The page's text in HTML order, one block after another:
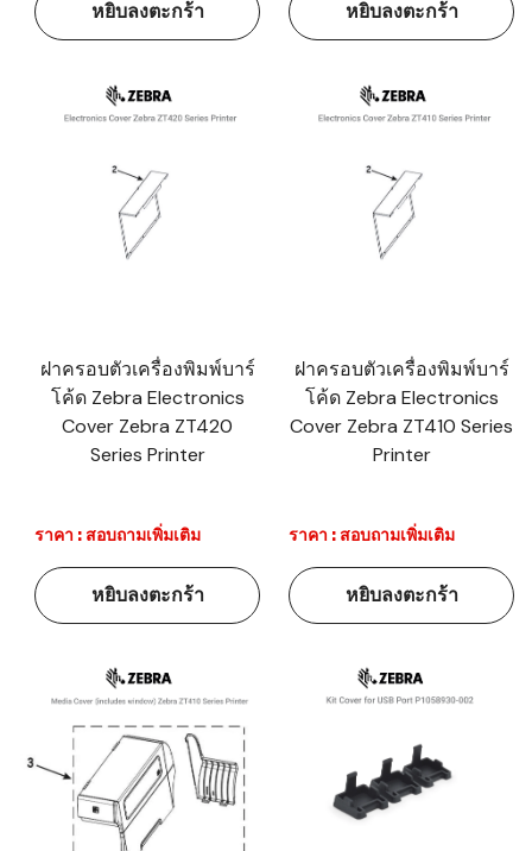
หยิบลงตะกร้า หยิบลงตะกร้า
ฝาครอบตัวเครื่องพิมพ์บาร์
โค้ด Zebra Electronics
Cover Zebra ZT420
Series Printer
ราคา : สอบถามเพิ่มเติม
หยิบลงตะกร้า
ฝาครอบตัวเครื่องพิมพ์บาร์
โค้ด Zebra Electronics
Cover Zebra ZT410 Series
Printer
ราคา : สอบถามเพิ่มเติม
หยิบลงตะกร้า